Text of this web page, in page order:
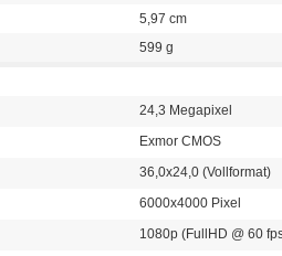
5,97 cm
599 g
24,3 Megapixel
Exmor CMOS
36,0x24,0 (Vollformat)
6000x4000 Pixel
1080p (FullHD @ 60